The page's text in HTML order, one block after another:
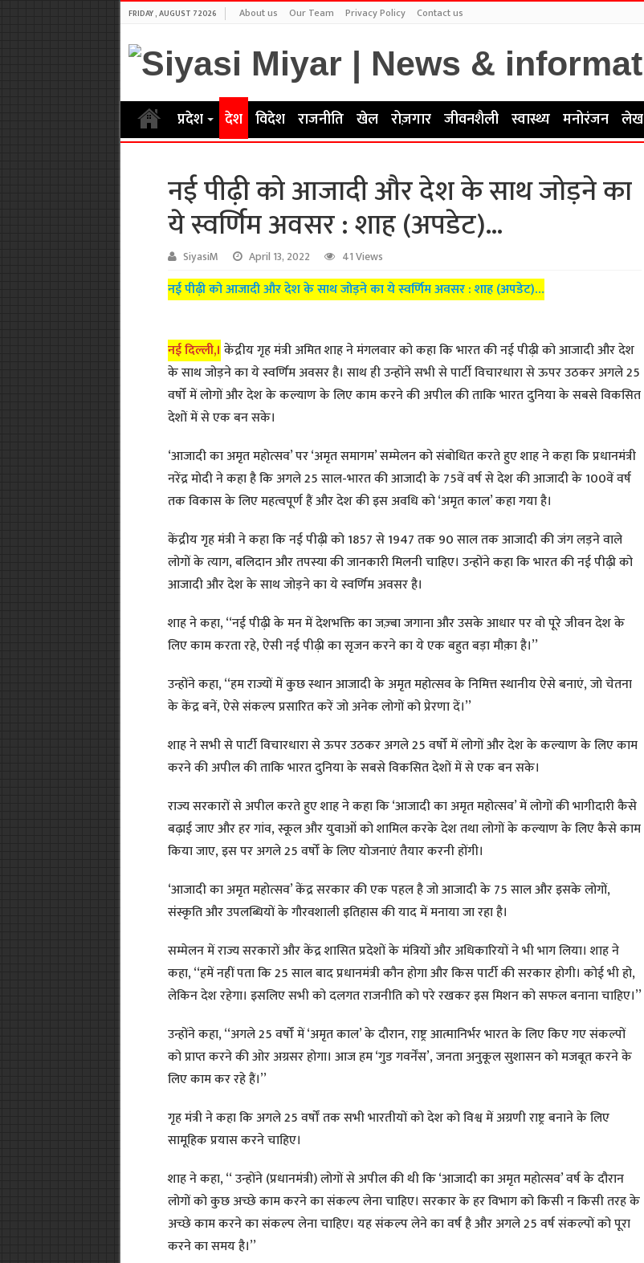
FRIDAY , AUGUST 7 2026 About us Our Team Privacy Policy Contact us
प्रदेश देश विदेश राजनीति खेल रोज़गार जीवनशैली स्वास्थ्य मनोरंजन लेख
नई पीढ़ी को आजादी और देश के साथ जोड़ने का
ये स्वर्णिम अवसर : शाह (अपडेट)…
SiyasiM April 13, 2022 41 Views
नई पीढ़ी को आजादी और देश के साथ जोड़ने का ये स्वर्णिम अवसर : शाह (अपडेट)…
नई दिल्ली,। केंद्रीय गृह मंत्री अमित शाह ने मंगलवार को कहा कि भारत की नई पीढ़ी को आजादी और देश
के साथ जोड़ने का ये स्वर्णिम अवसर है। साथ ही उन्होंने सभी से पार्टी विचारधारा से ऊपर उठकर अगले 25
वर्षों में लोगों और देश के कल्याण के लिए काम करने की अपील की ताकि भारत दुनिया के सबसे विकसित
देशों में से एक बन सके।
‘आजादी का अमृत महोत्सव’ पर ‘अमृत समागम’ सम्मेलन को संबोधित करते हुए शाह ने कहा कि प्रधानमंत्री
नरेंद्र मोदी ने कहा है कि अगले 25 साल-भारत की आजादी के 75वें वर्ष से देश की आजादी के 100वें वर्ष
तक विकास के लिए महत्वपूर्ण हैं और देश की इस अवधि को ‘अमृत काल’ कहा गया है।
केंद्रीय गृह मंत्री ने कहा कि नई पीढ़ी को 1857 से 1947 तक 90 साल तक आजादी की जंग लड़ने वाले
लोगों के त्याग, बलिदान और तपस्या की जानकारी मिलनी चाहिए। उन्होंने कहा कि भारत की नई पीढ़ी को
आजादी और देश के साथ जोड़ने का ये स्वर्णिम अवसर है।
शाह ने कहा, ‘‘नई पीढ़ी के मन में देशभक्ति का जज़्बा जगाना और उसके आधार पर वो पूरे जीवन देश के
लिए काम करता रहे, ऐसी नई पीढ़ी का सृजन करने का ये एक बहुत बड़ा मौक़ा है।’’
उन्होंने कहा, ‘‘हम राज्यों में कुछ स्थान आजादी के अमृत महोत्सव के निमित्त स्थानीय ऐसे बनाएं, जो चेतना
के केंद्र बनें, ऐसे संकल्प प्रसारित करें जो अनेक लोगों को प्रेरणा दें।’’
शाह ने सभी से पार्टी विचारधारा से ऊपर उठकर अगले 25 वर्षों में लोगों और देश के कल्याण के लिए काम
करने की अपील की ताकि भारत दुनिया के सबसे विकसित देशों में से एक बन सके।
राज्य सरकारों से अपील करते हुए शाह ने कहा कि ‘आजादी का अमृत महोत्सव’ में लोगों की भागीदारी कैसे
बढ़ाई जाए और हर गांव, स्कूल और युवाओं को शामिल करके देश तथा लोगों के कल्याण के लिए कैसे काम
किया जाए, इस पर अगले 25 वर्षों के लिए योजनाएं तैयार करनी होंगी।
‘आजादी का अमृत महोत्सव’ केंद्र सरकार की एक पहल है जो आजादी के 75 साल और इसके लोगों,
संस्कृति और उपलब्धियों के गौरवशाली इतिहास की याद में मनाया जा रहा है।
सम्मेलन में राज्य सरकारों और केंद्र शासित प्रदेशों के मंत्रियों और अधिकारियों ने भी भाग लिया। शाह ने
कहा, ‘‘हमें नहीं पता कि 25 साल बाद प्रधानमंत्री कौन होगा और किस पार्टी की सरकार होगी। कोई भी हो,
लेकिन देश रहेगा। इसलिए सभी को दलगत राजनीति को परे रखकर इस मिशन को सफल बनाना चाहिए।’’
उन्होंने कहा, ‘‘अगले 25 वर्षों में ‘अमृत काल’ के दौरान, राष्ट्र आत्मानिर्भर भारत के लिए किए गए संकल्पों
को प्राप्त करने की ओर अग्रसर होगा। आज हम ‘गुड गवर्नेंस’, जनता अनुकूल सुशासन को मजबूत करने के
लिए काम कर रहे हैं।’’
गृह मंत्री ने कहा कि अगले 25 वर्षों तक सभी भारतीयों को देश को विश्व में अग्रणी राष्ट्र बनाने के लिए
सामूहिक प्रयास करने चाहिए।
शाह ने कहा, ‘‘ उन्होंने (प्रधानमंत्री) लोगों से अपील की थी कि ‘आजादी का अमृत महोत्सव’ वर्ष के दौरान
लोगों को कुछ अच्छे काम करने का संकल्प लेना चाहिए। सरकार के हर विभाग को किसी न किसी तरह के
अच्छे काम करने का संकल्प लेना चाहिए। यह संकल्प लेने का वर्ष है और अगले 25 वर्ष संकल्पों को पूरा
करने का समय है।’’